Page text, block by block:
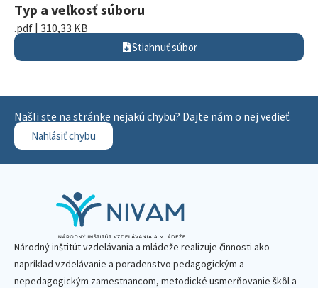
Typ a veľkosť súboru
.pdf | 310,33 KB
Stiahnuť súbor
Našli ste na stránke nejakú chybu? Dajte nám o nej vedieť.
Nahlásiť chybu
Národný inštitút vzdelávania a mládeže realizuje činnosti ako
napríklad vzdelávanie a poradenstvo pedagogickým a
nepedagogickým zamestnancom, metodické usmerňovanie škôl a